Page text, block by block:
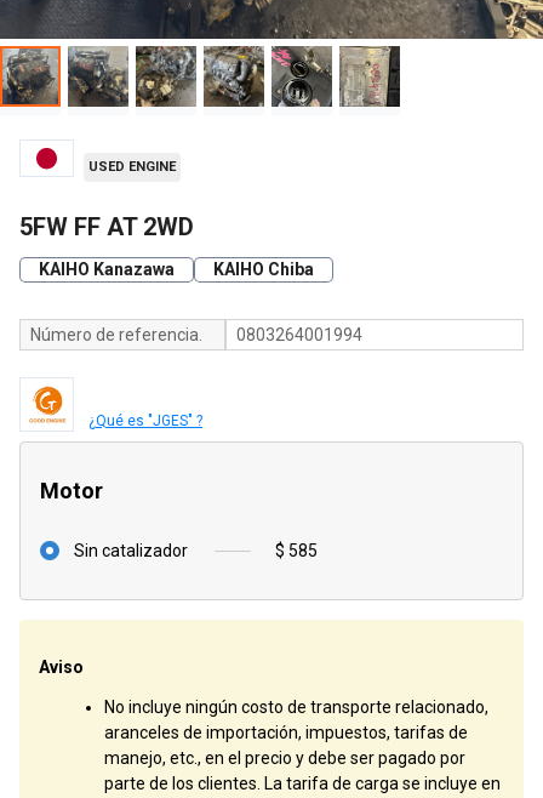
USED ENGINE
5FW FF AT 2WD
KAIHO Kanazawa KAIHO Chiba
Número de referencia. 0803264001994
¿Qué es "JGES" ?
Motor
Sin catalizador $ 585
Aviso
No incluye ningún costo de transporte relacionado,
aranceles de importación, impuestos, tarifas de
manejo, etc., en el precio y debe ser pagado por
parte de los clientes. La tarifa de carga se incluye en